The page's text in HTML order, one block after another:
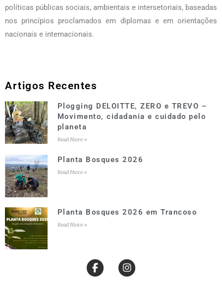
políticas públicas sociais, ambientais e intersetoriais, baseadas
nos princípios proclamados em diplomas e em orientações
nacionais e internacionais.
Artigos Recentes
Plogging DELOITTE, ZERO e TREVO –
Movimento, cidadania e cuidado pelo
planeta
Read More »
Planta Bosques 2026
Read More »
Planta Bosques 2026 em Trancoso
Read More »